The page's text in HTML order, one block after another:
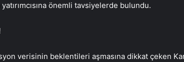
önemli tavsiyelerde bulundu.
verisinin beklentileri aşmasına dikkat çeken